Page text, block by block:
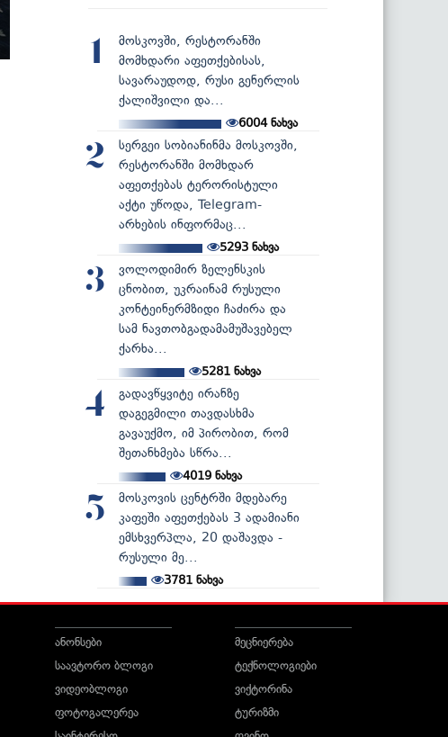
1
მოსკოვში, რესტორანში
მომხდარი აფეთქებისას,
სავარაუდოდ, რუსი გენერლის
ქალიშვილი და...
6004ნახვა
2
სერგეი სობიანინმა მოსკოვში,
რესტორანში მომხდარ
აფეთქებას ტერორისტული
აქტი უწოდა, Telegram-
არხების ინფორმაც...
5293 ნახვა
3
ვოლოდიმირ ზელენსკის
ცნობით, უკრაინამ რუსული
კონტეინერმზიდი ჩაძირა და
სამ ნავთობგადამამუშავებელ
ქარხა...
5281ნახვა
4
გადავწყვიტე ირანზე
დაგეგმილი თავდასხმა
გავაუქმო, იმ პირობით, რომ
შეთანხმება სწრა...
4019ნახვა
5
მოსკოვის ცენტრში მდებარე
კაფეში აფეთქებას 3 ადამიანი
ემსხვერპლა, 20 დაშავდა -
რუსული მე...
3781 ნახვა
ანონსები
საავტორო ბლოგი
ვიდეობლოგი
ფოტოგალერეა
მეცნიერება
ტექნოლოგიები
ვიქტორინა
ტურიზმი